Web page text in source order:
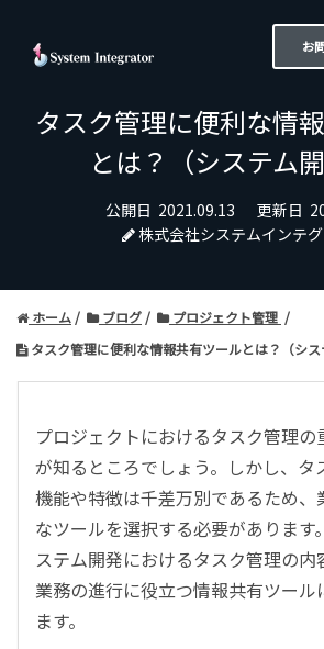
お
タスク管理に便利な情
とは？（システム開
公開日 2021.09.13 更新日
株式会社システムインテ
ホーム ブログ
プロジェクト管理
タスク管理に便利な情報共有ツールとは？（シス
プロジェクトにおけるタスク管理の
が知るところでしょう。しかし、タ
機能や特徴は千差万別であるため、
なツールを選択する必要があります
ステム開発におけるタスク管理の内
業務の進行に役立つ情報共有ツール
ます。